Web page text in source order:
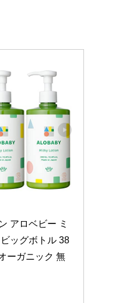
アロベビー ミ
ッグボトル 38
ーガニック 無